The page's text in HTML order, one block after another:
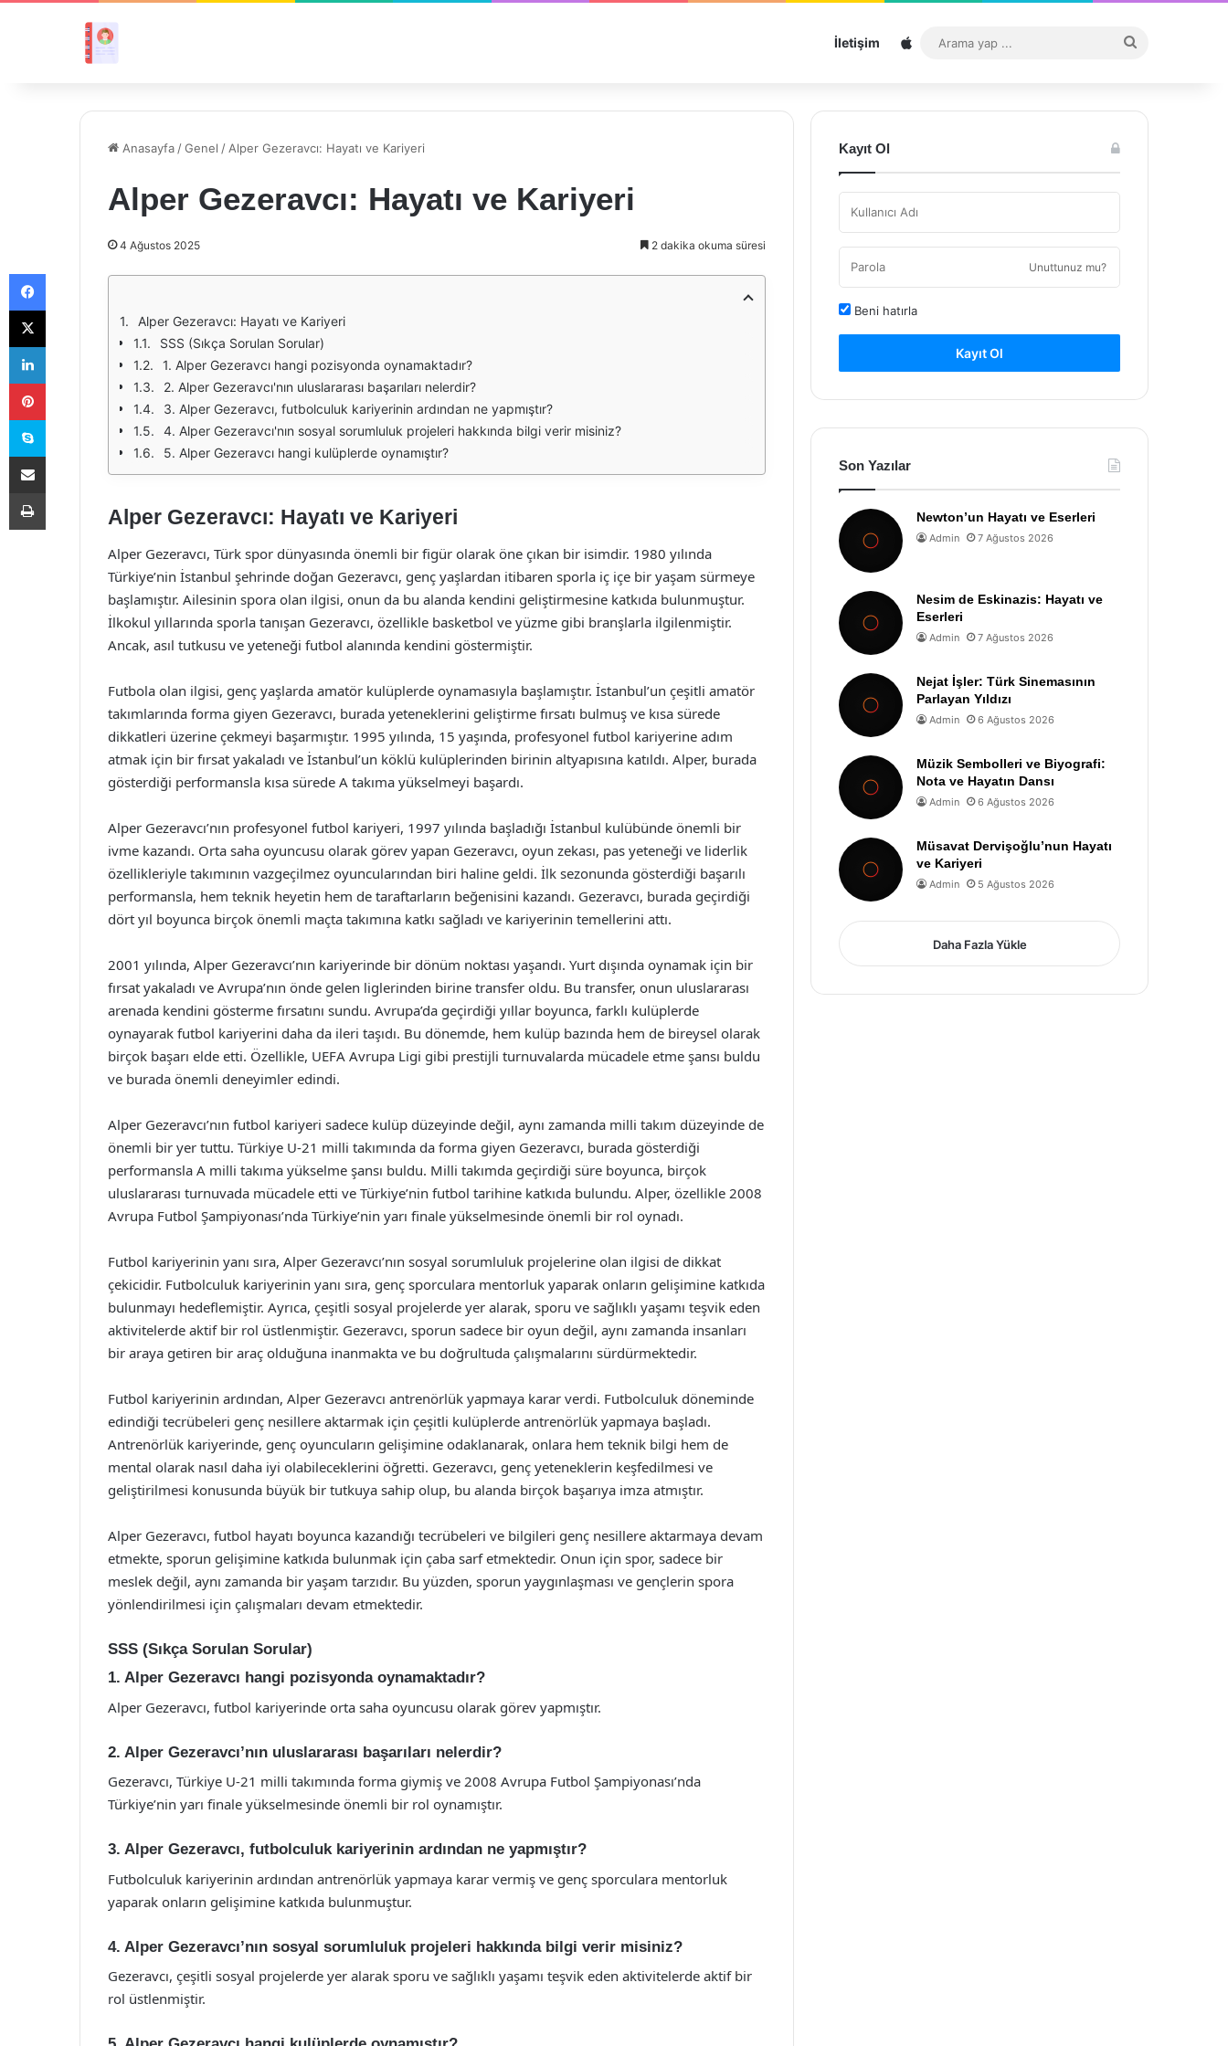
İletişim Sitemap
...
Anasayfa /Genel / Alper Gezeravcı: Hayatı ve Kariyeri
Alper Gezeravcı: Hayatı ve Kariyeri
4 Ağustos 2025 2 dakika okuma süresi
Alper Gezeravcı: Hayatı ve Kariyeri
SSS (Sıkça Sorulan Sorular)
1. Alper Gezeravcı hangi pozisyonda oynamaktadır?
2. Alper Gezeravcı'nın uluslararası başarıları nelerdir?
3. Alper Gezeravcı, futbolculuk kariyerinin ardından ne yapmıştır?
4. Alper Gezeravcı'nın sosyal sorumluluk projeleri hakkında bilgi verir misiniz?
5. Alper Gezeravcı hangi kulüplerde oynamıştır?
Alper Gezeravcı: Hayatı ve Kariyeri
Alper Gezeravcı, Türk spor dünyasında önemli bir figür olarak öne çıkan bir isimdir. 1980 yılında
Türkiye’nin İstanbul şehrinde doğan Gezeravcı, genç yaşlardan itibaren sporla iç içe bir yaşam sürmeye
başlamıştır. Ailesinin spora olan ilgisi, onun da bu alanda kendini geliştirmesine katkıda bulunmuştur.
İlkokul yıllarında sporla tanışan Gezeravcı, özellikle basketbol ve yüzme gibi branşlarla ilgilenmiştir.
Ancak, asıl tutkusu ve yeteneği futbol alanında kendini göstermiştir.
Futbola olan ilgisi, genç yaşlarda amatör kulüplerde oynamasıyla başlamıştır. İstanbul’un çeşitli amatör
takımlarında forma giyen Gezeravcı, burada yeteneklerini geliştirme fırsatı bulmuş ve kısa sürede
dikkatleri üzerine çekmeyi başarmıştır. 1995 yılında, 15 yaşında, profesyonel futbol kariyerine adım
atmak için bir fırsat yakaladı ve İstanbul’un köklü kulüplerinden birinin altyapısına katıldı. Alper, burada
gösterdiği performansla kısa sürede A takıma yükselmeyi başardı.
Alper Gezeravcı’nın profesyonel futbol kariyeri, 1997 yılında başladığı İstanbul kulübünde önemli bir
ivme kazandı. Orta saha oyuncusu olarak görev yapan Gezeravcı, oyun zekası, pas yeteneği ve liderlik
özellikleriyle takımının vazgeçilmez oyuncularından biri haline geldi. İlk sezonunda gösterdiği başarılı
performansla, hem teknik heyetin hem de taraftarların beğenisini kazandı. Gezeravcı, burada geçirdiği
dört yıl boyunca birçok önemli maçta takımına katkı sağladı ve kariyerinin temellerini attı.
2001 yılında, Alper Gezeravcı’nın kariyerinde bir dönüm noktası yaşandı. Yurt dışında oynamak için bir
fırsat yakaladı ve Avrupa’nın önde gelen liglerinden birine transfer oldu. Bu transfer, onun uluslararası
arenada kendini gösterme fırsatını sundu. Avrupa’da geçirdiği yıllar boyunca, farklı kulüplerde
oynayarak futbol kariyerini daha da ileri taşıdı. Bu dönemde, hem kulüp bazında hem de bireysel olarak
birçok başarı elde etti. Özellikle, UEFA Avrupa Ligi gibi prestijli turnuvalarda mücadele etme şansı buldu
ve burada önemli deneyimler edindi.
Alper Gezeravcı’nın futbol kariyeri sadece kulüp düzeyinde değil, aynı zamanda milli takım düzeyinde de
önemli bir yer tuttu. Türkiye U-21 milli takımında da forma giyen Gezeravcı, burada gösterdiği
performansla A milli takıma yükselme şansı buldu. Milli takımda geçirdiği süre boyunca, birçok
uluslararası turnuvada mücadele etti ve Türkiye’nin futbol tarihine katkıda bulundu. Alper, özellikle 2008
Avrupa Futbol Şampiyonası’nda Türkiye’nin yarı finale yükselmesinde önemli bir rol oynadı.
Futbol kariyerinin yanı sıra, Alper Gezeravcı’nın sosyal sorumluluk projelerine olan ilgisi de dikkat
çekicidir. Futbolculuk kariyerinin yanı sıra, genç sporculara mentorluk yaparak onların gelişimine katkıda
bulunmayı hedeflemiştir. Ayrıca, çeşitli sosyal projelerde yer alarak, sporu ve sağlıklı yaşamı teşvik eden
aktivitelerde aktif bir rol üstlenmiştir. Gezeravcı, sporun sadece bir oyun değil, aynı zamanda insanları
bir araya getiren bir araç olduğuna inanmakta ve bu doğrultuda çalışmalarını sürdürmektedir.
Futbol kariyerinin ardından, Alper Gezeravcı antrenörlük yapmaya karar verdi. Futbolculuk döneminde
edindiği tecrübeleri genç nesillere aktarmak için çeşitli kulüplerde antrenörlük yapmaya başladı.
Antrenörlük kariyerinde, genç oyuncuların gelişimine odaklanarak, onlara hem teknik bilgi hem de
mental olarak nasıl daha iyi olabileceklerini öğretti. Gezeravcı, genç yeteneklerin keşfedilmesi ve
geliştirilmesi konusunda büyük bir tutkuya sahip olup, bu alanda birçok başarıya imza atmıştır.
Alper Gezeravcı, futbol hayatı boyunca kazandığı tecrübeleri ve bilgileri genç nesillere aktarmaya devam
etmekte, sporun gelişimine katkıda bulunmak için çaba sarf etmektedir. Onun için spor, sadece bir
meslek değil, aynı zamanda bir yaşam tarzıdır. Bu yüzden, sporun yaygınlaşması ve gençlerin spora
yönlendirilmesi için çalışmaları devam etmektedir.
SSS (Sıkça Sorulan Sorular)
1. Alper Gezeravcı hangi pozisyonda oynamaktadır?
Alper Gezeravcı, futbol kariyerinde orta saha oyuncusu olarak görev yapmıştır.
2. Alper Gezeravcı’nın uluslararası başarıları nelerdir?
Gezeravcı, Türkiye U-21 milli takımında forma giymiş ve 2008 Avrupa Futbol Şampiyonası’nda
Türkiye’nin yarı finale yükselmesinde önemli bir rol oynamıştır.
3. Alper Gezeravcı, futbolculuk kariyerinin ardından ne yapmıştır?
Futbolculuk kariyerinin ardından antrenörlük yapmaya karar vermiş ve genç sporculara mentorluk
yaparak onların gelişimine katkıda bulunmuştur.
4. Alper Gezeravcı’nın sosyal sorumluluk projeleri hakkında bilgi verir misiniz?
Gezeravcı, çeşitli sosyal projelerde yer alarak sporu ve sağlıklı yaşamı teşvik eden aktivitelerde aktif bir
rol üstlenmiştir.
Kayıt Ol
Unuttunuz mu?
Beni hatırla
Kayıt Ol
Son Yazılar
Newton’un Hayatı ve Eserleri
Admin 7 Ağustos 2026
Nesim de Eskinazis: Hayatı ve
Eserleri
Admin 7 Ağustos 2026
Nejat İşler: Türk Sinemasının
Parlayan Yıldızı
Admin 6 Ağustos 2026
Müzik Sembolleri ve Biyografi:
Nota ve Hayatın Dansı
Admin 6 Ağustos 2026
Müsavat Dervişoğlu’nun Hayatı
ve Kariyeri
Admin 5 Ağustos 2026
Daha Fazla Yükle
Facebook
X
LinkedIn
Pinterest
Skype
E-Posta ile paylaş